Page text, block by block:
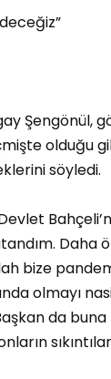
Şengönül,
olduğu
söyledi.
Daha
bize
olmayı
da